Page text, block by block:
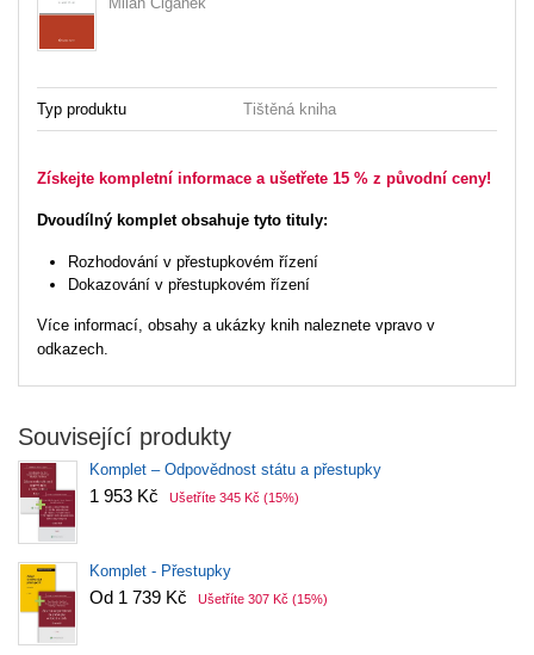
Typ produktu Tištěná kniha
Získejte kompletní informace a ušetřete 15 % z původní ceny!
Dvoudílný komplet obsahuje tyto tituly:
Rozhodování v přestupkovém řízení
Dokazování v přestupkovém řízení
Více informací, obsahy a ukázky knih naleznete vpravo v
odkazech.
Související produkty
Komplet – Odpovědnost státu a přestupky
1 953 Kč Ušetříte 345 Kč (15%)
Komplet - Přestupky
Od 1 739 Kč Ušetříte 307 Kč (15%)